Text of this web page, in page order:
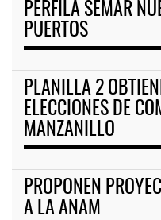
PERFILA SEMAR
PUERTOS
PLANILLA 2
ELECCIONES DE
MANZANILLO
PROPONEN
A LA ANAM